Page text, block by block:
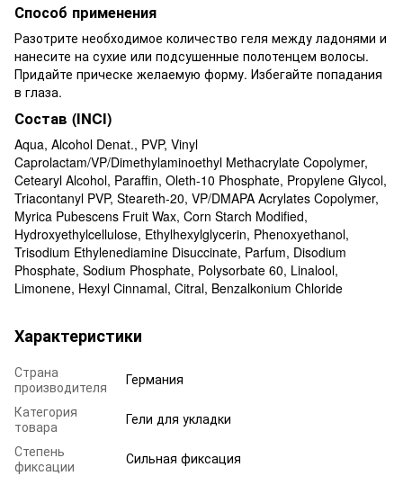
Способ применения
Разотрите необходимое количество геля между ладонями и
нанесите на сухие или подсушенные полотенцем волосы.
Придайте прическе желаемую форму. Избегайте попадания
в глаза.
Состав (INCI)
Aqua, Alcohol Denat., PVP, Vinyl
Caprolactam/VP/Dimethylaminoethyl Methacrylate Copolymer,
Cetearyl Alcohol, Paraffin, Oleth-10 Phosphate, Propylene Glycol,
Triacontanyl PVP, Steareth-20, VP/DMAPA Acrylates Copolymer,
Myrica Pubescens Fruit Wax, Corn Starch Modified,
Hydroxyethylcellulose, Ethylhexylglycerin, Phenoxyethanol,
Trisodium Ethylenediamine Disuccinate, Parfum, Disodium
Phosphate, Sodium Phosphate, Polysorbate 60, Linalool,
Limonene, Hexyl Cinnamal, Citral, Benzalkonium Chloride
Характеристики
Страна
производителя
Германия
Категория
товара
Гели для укладки
Степень
фиксации
Сильная фиксация